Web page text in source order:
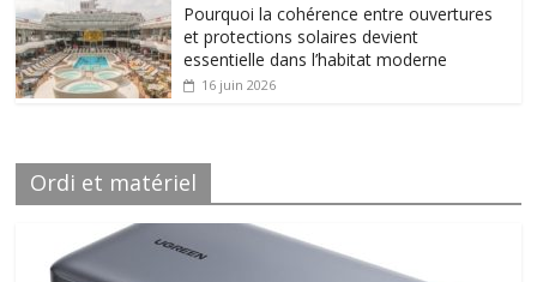
Pourquoi la cohérence entre ouvertures
et protections solaires devient
essentielle dans l’habitat moderne
16 juin 2026
Ordi et matériel